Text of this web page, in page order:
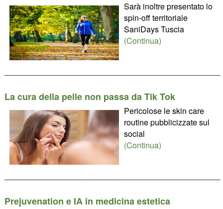
Sarà inoltre presentato lo
spin-off territoriale
SaniDays Tuscia
(Continua)
La cura della pelle non passa da Tik Tok
Pericolose le skin care
routine pubblicizzate sul
social
(Continua)
Prejuvenation e IA in medicina estetica